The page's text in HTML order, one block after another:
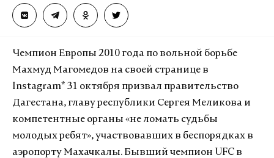
Чемпион Европы 2010 года по вольной борьбе
Махмуд Магомедов на своей странице в
Instagram* 31 октября призвал правительство
Дагестана, главу республики Сергея Меликова и
компетентные органы «не ломать судьбы
молодых ребят», участвовавших в беспорядках в
аэропорту Махачкалы. Бывший чемпион UFC в